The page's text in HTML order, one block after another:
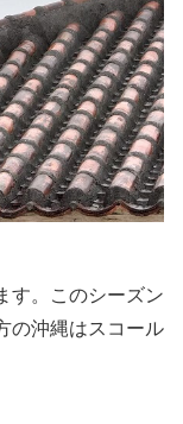
す。このシーズン
の沖縄はスコール